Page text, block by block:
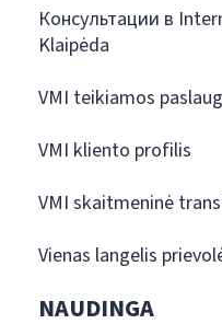
Консультации в
Klaipėda
VMI teikiamos
VMI kliento profilis
VMI skaitmeninė
Vienas langelis
NAUDINGA